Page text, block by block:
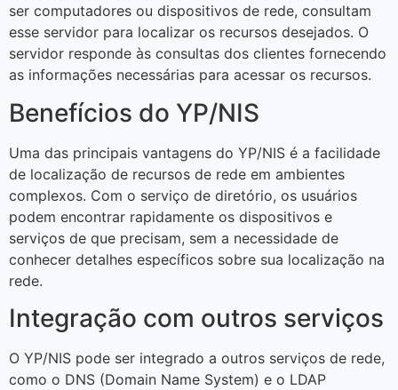
ser computadores ou dispositivos de rede, consultam
esse servidor para localizar os recursos desejados. O
servidor responde às consultas dos clientes fornecendo
as informações necessárias para acessar os recursos.
Benefícios do YP/NIS
Uma das principais vantagens do YP/NIS é a facilidade
de localização de recursos de rede em ambientes
complexos. Com o serviço de diretório, os usuários
podem encontrar rapidamente os dispositivos e
serviços de que precisam, sem a necessidade de
conhecer detalhes específicos sobre sua localização na
rede.
Integração com outros serviços
O YP/NIS pode ser integrado a outros serviços de rede,
como o DNS (Domain Name System) e o LDAP